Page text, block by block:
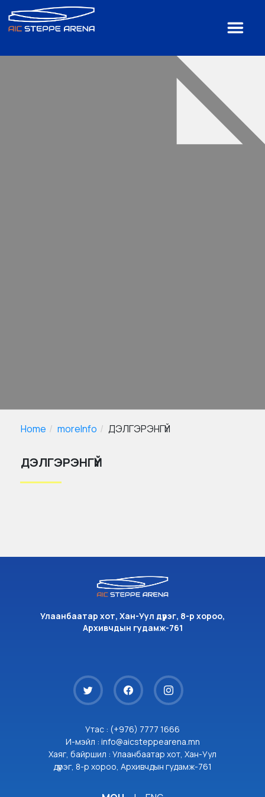
Home moreInfo ДЭЛГЭРЭНГҮЙ
ДЭЛГЭРЭНГҮЙ
Улаанбаатар хот, Хан-Уул дүүрэг, 8-р хороо,
Архивчдын гудамж-761
Утас : (+976) 7777 1666
И-мэйл : info@aicsteppearena.mn
Хаяг, байршил : Улаанбаатар хот, Хан-Уул
дүүрэг, 8-р хороо, Архивчдын гудамж-761